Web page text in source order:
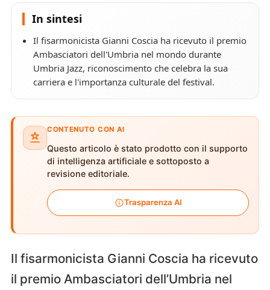
In sintesi
Il fisarmonicista Gianni Coscia ha ricevuto il premio
Ambasciatori dell'Umbria nel mondo durante
Umbria Jazz, riconoscimento che celebra la sua
carriera e l'importanza culturale del festival.
CONTENUTO CON AI
Questo articolo è stato prodotto con il supporto
di intelligenza artificiale e sottoposto a
revisione editoriale.
Trasparenza AI
Il fisarmonicista Gianni Coscia ha ricevuto
il premio Ambasciatori dell’Umbria nel